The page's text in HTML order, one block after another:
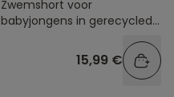
Zwemshort voor
babyjongens in gerecyclede
15,99 €